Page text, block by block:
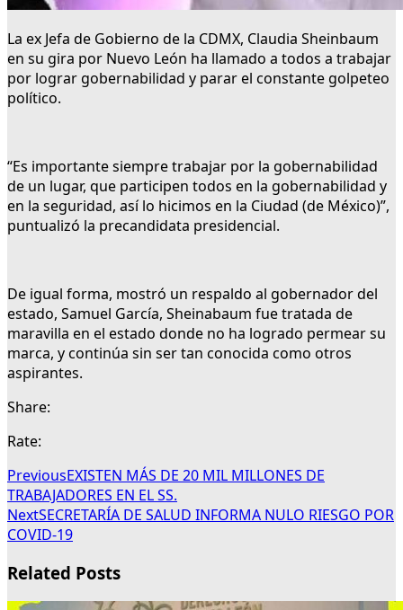
La ex Jefa de Gobierno de la CDMX, Claudia Sheinbaum
en su gira por Nuevo León ha llamado a todos a trabajar
por lograr gobernabilidad y parar el constante golpeteo
político.
“Es importante siempre trabajar por la gobernabilidad
de un lugar, que participen todos en la gobernabilidad y
en la seguridad, así lo hicimos en la Ciudad (de México)”,
puntualizó la precandidata presidencial.
De igual forma, mostró un respaldo al gobernador del
estado, Samuel García, Sheinabaum fue tratada de
maravilla en el estado donde no ha logrado permear su
marca, y continúa sin ser tan conocida como otros
aspirantes.
Share:
Rate:
PreviousEXISTEN MÁS DE 20 MIL MILLONES DE
TRABAJADORES EN EL SS.
NextSECRETARÍA DE SALUD INFORMA NULO RIESGO POR
COVID-19
Related Posts